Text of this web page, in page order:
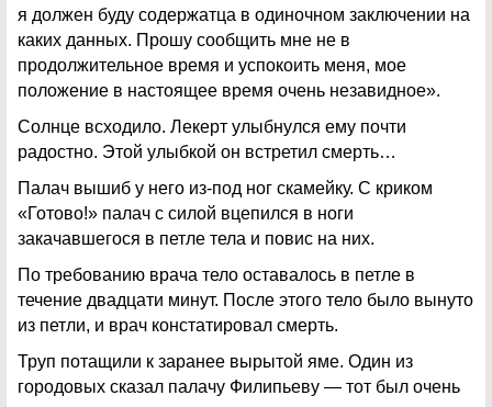
я должен буду содержатца в одиночном заключении на
каких данных. Прошу сообщить мне не в
продолжительное время и успокоить меня, мое
положение в настоящее время очень незавидное».
Солнце всходило. Лекерт улыбнулся ему почти
радостно. Этой улыбкой он встретил смерть…
Палач вышиб у него из-под ног скамейку. С криком
«Готово!» палач с силой вцепился в ноги
закачавшегося в петле тела и повис на них.
По требованию врача тело оставалось в петле в
течение двадцати минут. После этого тело было вынуто
из петли, и врач констатировал смерть.
Труп потащили к заранее вырытой яме. Один из
городовых сказал палачу Филипьеву — тот был очень